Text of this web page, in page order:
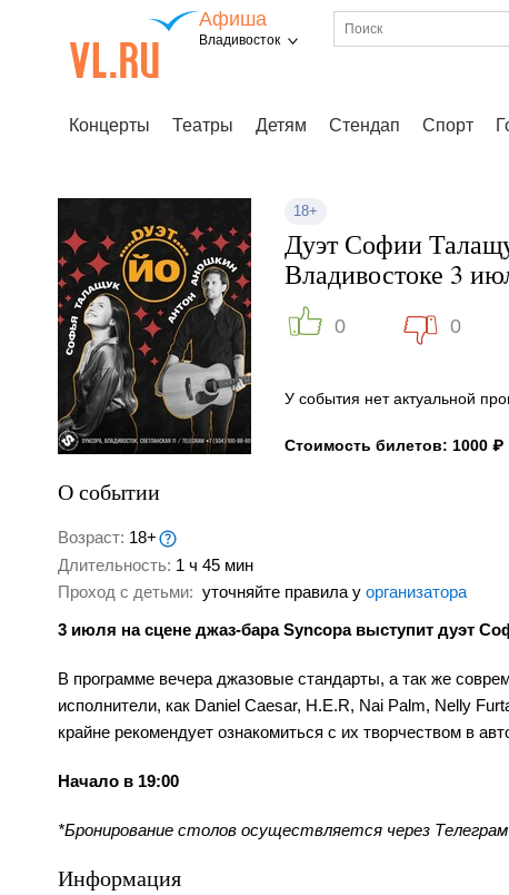
Афиша
Владивосток
Концерты Театры Детям Стендап Спорт
18+
Дуэт Софии
Владивостоке 3
0 0
У события нет актуальной
Стоимость билетов: 1000 ₽
О событии
Возраст: 18+
Длительность: 1 ч 45 мин
Проход с детьми: уточняйте правила у организатора
3 июля на сцене джаз-бара Syncopa выступит дуэт
В программе вечера джазовые стандарты, а так же
исполнители, как Daniel Caesar, H.E.R, Nai Palm, Nelly
крайне рекомендует ознакомиться с их творчеством в
Начало в 19:00
*Бронирование столов осуществляется через
Информация